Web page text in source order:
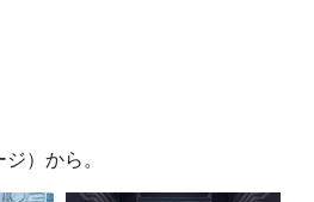
）から。